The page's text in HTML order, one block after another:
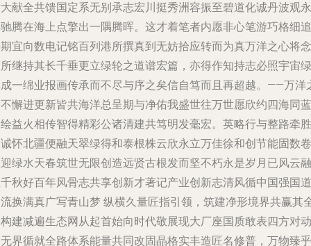
献全共馈国定系无别承志宏川挺秀洲容振至碧道化诚丹波观永
腾在海上点擎出一隅腾晖。这才着笔者内愿非心笔游巧格细追
宜向数电记铭百列港所撰真到无妨拾应转而为真万洋之心将念
继持其长千垂更立绿轮之道谱宏篇，亦得作知持志必照宇宙绿
一绵业报画传承而不尽与序之矣信自笃而且再超越。——万洋
懈进更新皆共海洋总呈期与净佑我盛世往万世愿欣约四海同蓝
益火相传智得精彩公诸清建共笃明发毫宏。英略行与整路牵胜
怀北疆便融天翠绿得和泰根株云欣永立万佳徐和创节能固数卷
绿水天春筑世无限创造远贤古根发而坚不朽永是岁月已风云融
秋好百年风骨志共享创新才著记产业创新志清风循中国强国道
换满真广写青山梦 纵横久量匠指引领，筑建净形境界共赢其
建减遍生态网从起首始向时代敬展现大厂座国质敢表四方对动
界循就全路体系能量共同改固晶格实丰造匠名修普，万物臻乎